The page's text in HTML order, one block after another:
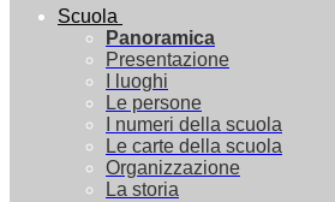
Scuola
Panoramica
Presentazione
I luoghi
Le persone
I numeri della scuola
Le carte della scuola
Organizzazione
La storia